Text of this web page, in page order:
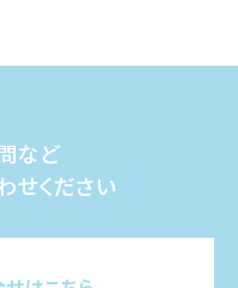
など
せください